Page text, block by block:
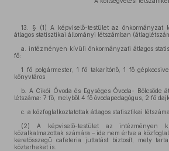
13. § (1) A képviselő-testület az önkormányzat
átlagos statisztikai állományi létszámban
a. intézményen kívüli önkormányzati átlagos
fő:
1 fő polgármester, 1 fő takarítónő, 1 fő
könyvtáros
b. A Cikói Óvoda és Egységes Óvoda- Bölcsőde
létszáma: 7 fő, melyből 4 fő óvodapedagógus, 2 fő
c. a közfoglalkoztatottak átlagos statisztikai
(2) A képviselő-testület az intézményen
közalkalmazottak számára – ide nem értve a
keretösszegű cafeteria juttatást biztosít, mely
közterheket is.